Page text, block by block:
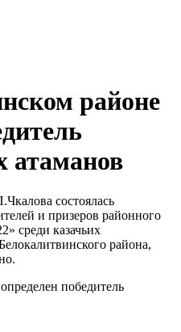
районе
атаманов
состоялась
и призеров районного
среди казачьих
района,